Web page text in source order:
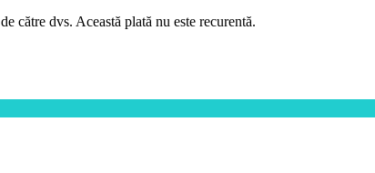
de către dvs. Această plată nu este recurentă.